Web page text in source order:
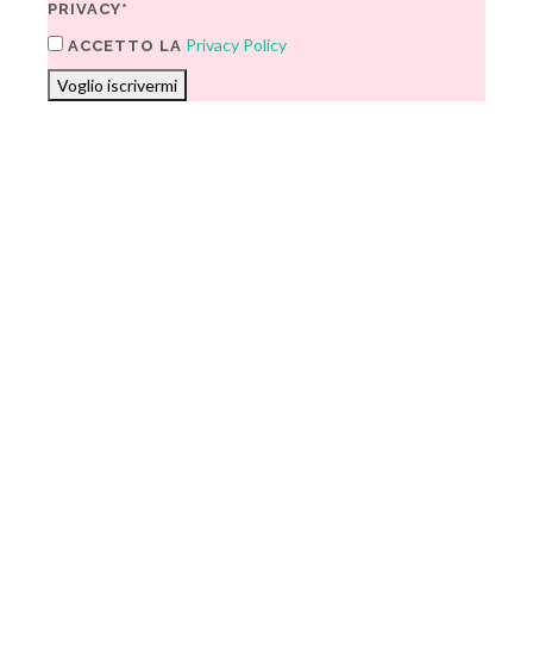
PRIVACY*
ACCETTO LA Privacy Policy
Voglio iscrivermi